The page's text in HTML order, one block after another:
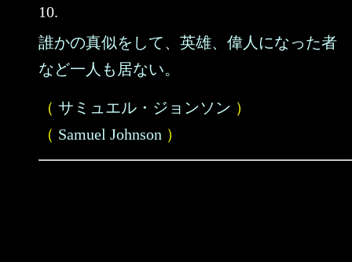
10.
誰かの真似をして、英雄、偉人になった者
など一人も居ない。
（ サミュエル・ジョンソン ）
（ Samuel Johnson ）